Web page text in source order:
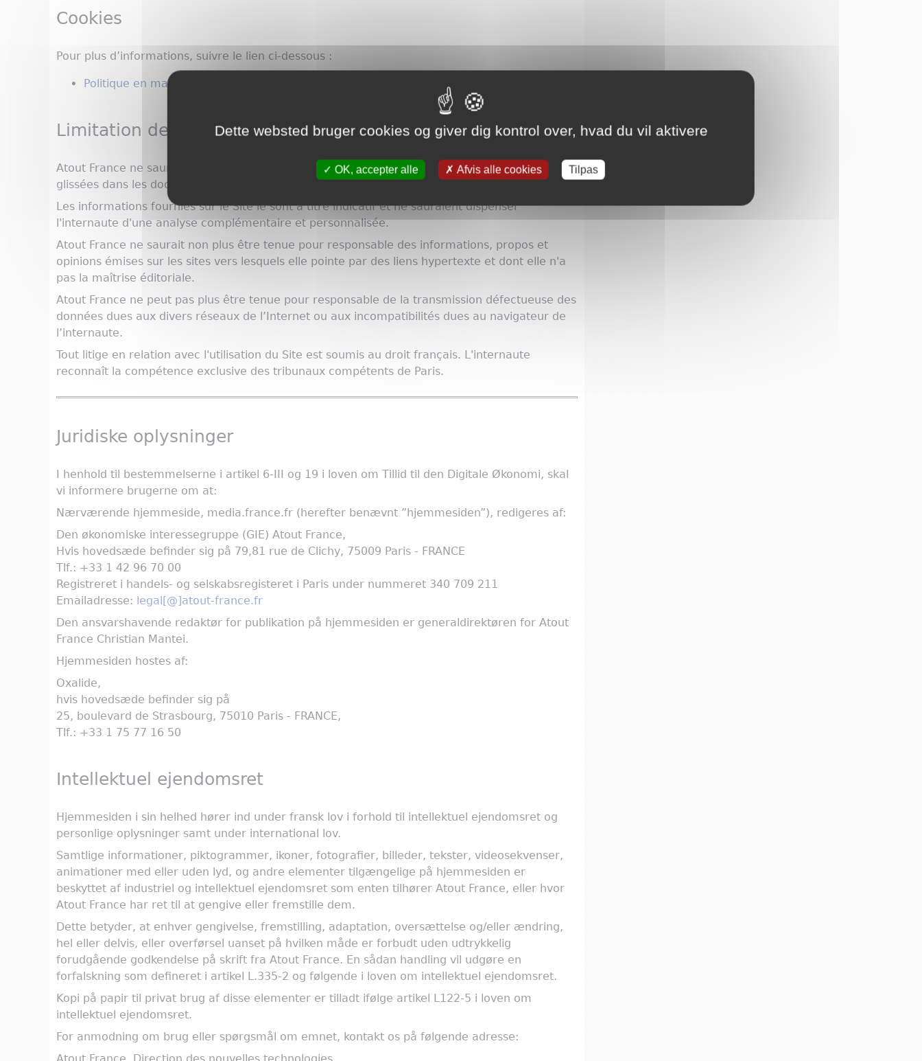
Cookies
Pour plus d’informations, suivre le lien ci-dessous :
Politique en matière de cookies
Limitation de responsabilité
Atout France ne saurait être tenue pour responsable des erreurs matérielles qui se seraient
glissées dans les documents présents sur le Site, malgré tout le soin apporté à leur publication.
Les informations fournies sur le Site le sont à titre indicatif et ne sauraient dispenser
l'internaute d'une analyse complémentaire et personnalisée.
Atout France ne saurait non plus être tenue pour responsable des informations, propos et
opinions émises sur les sites vers lesquels elle pointe par des liens hypertexte et dont elle n'a
pas la maîtrise éditoriale.
Atout France ne peut pas plus être tenue pour responsable de la transmission défectueuse des
données dues aux divers réseaux de l’Internet ou aux incompatibilités dues au navigateur de
l’internaute.
Tout litige en relation avec l'utilisation du Site est soumis au droit français. L'internaute
reconnaît la compétence exclusive des tribunaux compétents de Paris.
Juridiske oplysninger
I henhold til bestemmelserne i artikel 6-III og 19 i loven om Tillid til den Digitale Økonomi, skal
vi informere brugerne om at:
Nærværende hjemmeside, media.france.fr (herefter benævnt ”hjemmesiden”), redigeres af:
Den økonomiske interessegruppe (GIE) Atout France,
Hvis hovedsæde befinder sig på 79,81 rue de Clichy, 75009 Paris - FRANCE
Tlf.: +33 1 42 96 70 00
Registreret i handels- og selskabsregisteret i Paris under nummeret 340 709 211
Emailadresse: legal[@]atout-france.fr
Den ansvarshavende redaktør for publikation på hjemmesiden er generaldirektøren for Atout
France Christian Mantei.
Hjemmesiden hostes af:
Oxalide,
hvis hovedsæde befinder sig på
25, boulevard de Strasbourg, 75010 Paris - FRANCE,
Tlf.: +33 1 75 77 16 50
Intellektuel ejendomsret
Hjemmesiden i sin helhed hører ind under fransk lov i forhold til intellektuel ejendomsret og
personlige oplysninger samt under international lov.
Samtlige informationer, piktogrammer, ikoner, fotografier, billeder, tekster, videosekvenser,
animationer med eller uden lyd, og andre elementer tilgængelige på hjemmesiden er
beskyttet af industriel og intellektuel ejendomsret som enten tilhører Atout France, eller hvor
Atout France har ret til at gengive eller fremstille dem.
Dette betyder, at enhver gengivelse, fremstilling, adaptation, oversættelse og/eller ændring,
hel eller delvis, eller overførsel uanset på hvilken måde er forbudt uden udtrykkelig
forudgående godkendelse på skrift fra Atout France. En sådan handling vil udgøre en
forfalskning som defineret i artikel L.335-2 og følgende i loven om intellektuel ejendomsret.
Kopi på papir til privat brug af disse elementer er tilladt ifølge artikel L122-5 i loven om
intellektuel ejendomsret.
For anmodning om brug eller spørgsmål om emnet, kontakt os på følgende adresse:
Dette websted bruger cookies og giver dig kontrol over, hvad du vil aktivere
OK, accepter alle Afvis alle cookies Tilpas